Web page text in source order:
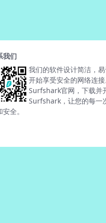
我们
我们的软件设计简洁，
开始享受安全的网络连
Surfshark官网，下载并
Surfshark，让您的每一
全。